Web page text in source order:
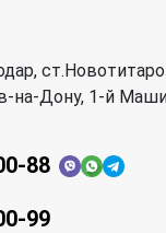
на-Дону, 1-й
88
99